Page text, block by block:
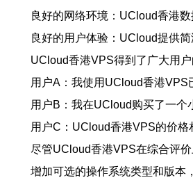
良好的网络环境：UCloud香港
良好的用户体验：UCloud提供
UCloud香港VPS得到了广大用
用户A：我使用UCloud香港VPS
用户B：我在UCloud购买了一个
用户C：UCloud香港VPS的价格
尽管UCloud香港VPS在综合评
增加可选的操作系统类型和版本